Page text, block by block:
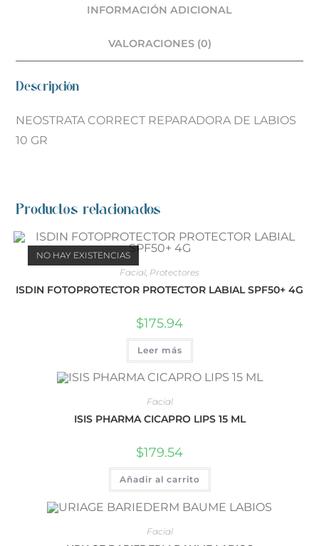
INFORMACIÓN ADICIONAL
VALORACIONES (0)
Descripción
NEOSTRATA CORRECT REPARADORA DE LABIOS
10 GR
Productos relacionados
NO HAY EXISTENCIAS
Facial, Protectores
ISDIN FOTOPROTECTOR PROTECTOR LABIAL SPF50+ 4G
$175.94
Leer más
Facial
ISIS PHARMA CICAPRO LIPS 15 ML
$179.54
Añadir al carrito
Facial